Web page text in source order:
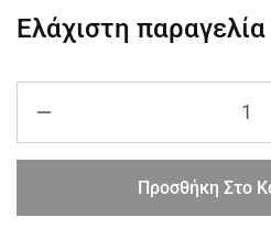
Ελάχιστη παραγελία
Προσθήκη Στο